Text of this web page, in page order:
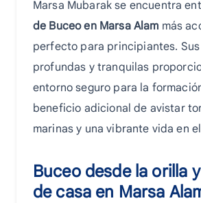
Marsa Mubarak se encuentra
de Buceo en Marsa Alam más
perfecto para principiantes.
profundas y tranquilas
entorno seguro para la
beneficio adicional de avistar
marinas y una vibrante vida en
Buceo desde la orilla
de casa en Marsa